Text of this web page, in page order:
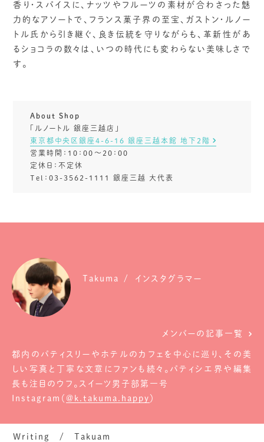
香り・スパイスに、ナッツやフルーツの素材が合わさった魅
力的なアソートで、フランス菓子界の至宝、ガストン・ルノー
トル氏から引き継ぐ、良き伝統を守りながらも、革新性があ
るショコラの数々は、いつの時代にも変わらない美味しさで
す。
About Shop
「ルノートル 銀座三越店」
東京都中央区銀座4-6-16 銀座三越本館 地下2階
営業時間：10：00〜20：00
定休日：不定休
Tel：03-3562-1111 銀座三越 大代表
Takuma インスタグラマー
メンバーの記事一覧
都内のパティスリーやホテルのカフェを中心に巡り、その美
しい写真と丁寧な文章にファンも続々。パティシエ界や編集
長も注目のウフ。スイーツ男子部第一号
Instagram（ @k.takuma.happy ）
Writing / Takuam